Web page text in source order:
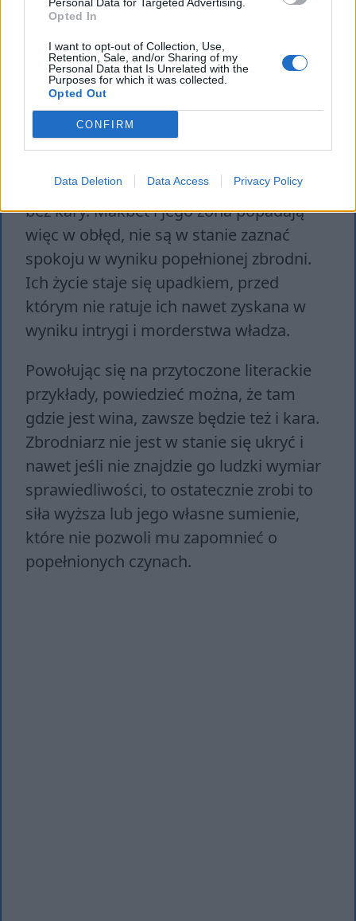
Opted In
I want to opt-out of Collection, Use,
Retention, Sale, and/or Sharing of my
Personal Data that Is Unrelated with the
Purposes for which it was collected.
Opted Out
CONFIRM
Data Deletion Data Access Privacy Policy
Innym przykładem realizacji motywu
winy i kary jest także dramat „Makbet”
autorstwa Williama Szekspira. Główny
bohater pod wpływem przepowiedni
morduje swojego króla, by przejąć jego
zbrodnia tego kalibru nie może pozostać
bez kary. Makbet i jego żona popadają
więc w obłęd, nie są w stanie zaznać
spokoju w wyniku popełnionej zbrodni.
Ich życie staje się upadkiem, przed
którym nie ratuje ich nawet zyskana w
wyniku intrygi i morderstwa władza.
Powołując się na przytoczone literackie
przykłady, powiedzieć można, że tam
gdzie jest wina, zawsze będzie też i kara.
Zbrodniarz nie jest w stanie się ukryć i
nawet jeśli nie znajdzie go ludzki wymiar
sprawiedliwości, to ostatecznie zrobi to
siła wyższa lub jego własne sumienie,
które nie pozwoli mu zapomnieć o
popełnionych czynach.